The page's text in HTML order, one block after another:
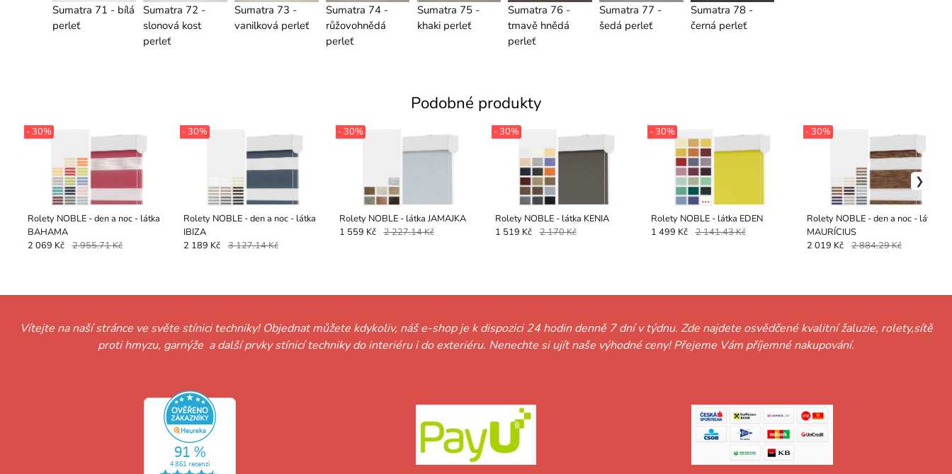
Sumatra 71 - bílá
perleť
Sumatra 72 -
slonová kost
perleť
Sumatra 73 -
vanilková perleť
Sumatra 74 -
růžovohnědá
perleť
Sumatra 75 -
khaki perleť
Sumatra 76 -
tmavě hnědá
perleť
Sumatra 77 -
šedá perleť
Sumatra 78 -
černá perleť
Podobné produkty
Rolety NOBLE - den a noc - látka
BAHAMA
- 30%
2 069 Kč 2 955.71 Kč
Rolety NOBLE - den a noc - látka
IBIZA
- 30%
2 189 Kč 3 127.14 Kč
Rolety NOBLE - látka JAMAJKA
- 30%
1 559 Kč 2 227.14 Kč
Rolety NOBLE - látka KENIA
- 30%
1 519 Kč 2 170 Kč
Rolety NOBLE - látka EDEN
- 30%
1 499 Kč 2 141.43 Kč
Rolety NOBLE - den a noc - látka
MAURÍCIUS
- 30%
2 019 Kč 2 884.29 Kč
Vítejte na naší stránce ve světe stínici techniky! Objednat můžete kdykoliv, náš e-shop je k dispozici 24 hodin denně 7 dní v týdnu. Zde najdete osvědčené kvalitní žaluzie, rolety,sítě
proti hmyzu, garnýže a další prvky stínicí techniky do interiéru i do exteriéru. Nenechte si ujít naše výhodné ceny! Přejeme Vám příjemné nakupování.